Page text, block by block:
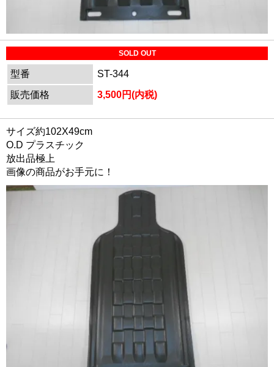
SOLD OUT
型番
ST-344
販売価格
3,500円(内税)
サイズ約102X49cm
O.D プラスチック
放出品極上
画像の商品がお手元に！